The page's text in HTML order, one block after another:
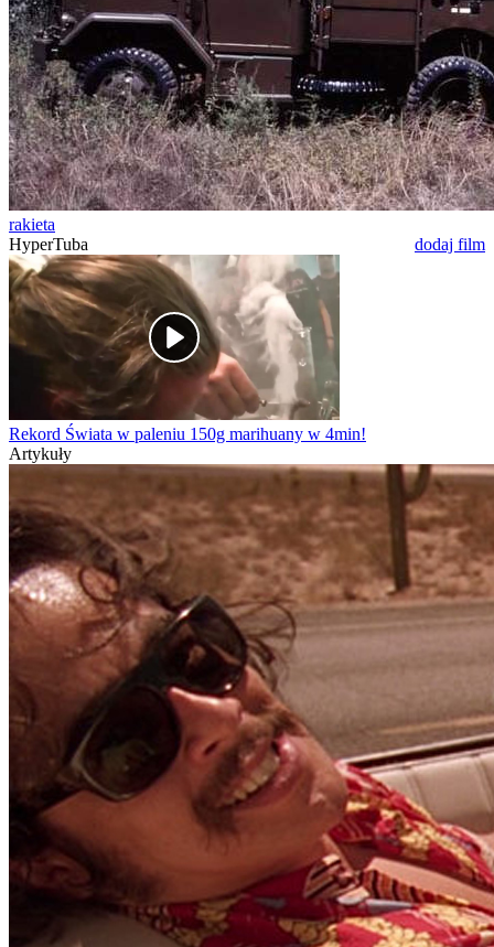
rakieta
HyperTuba
dodaj film
Rekord Świata w paleniu 150g marihuany w 4min!
Artykuły